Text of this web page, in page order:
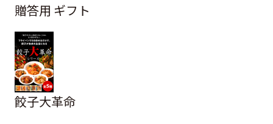
贈答用 ギフト
餃子大革命